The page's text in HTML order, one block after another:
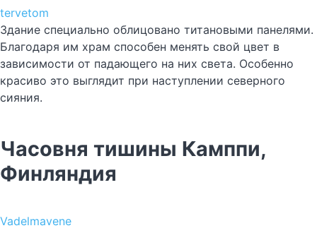
tervetom
Здание специально облицовано титановыми панелями.
Благодаря им храм способен менять свой цвет в
зависимости от падающего на них света. Особенно
красиво это выглядит при наступлении северного
сияния.
Часовня тишины Камппи,
Финляндия
Vadelmavene